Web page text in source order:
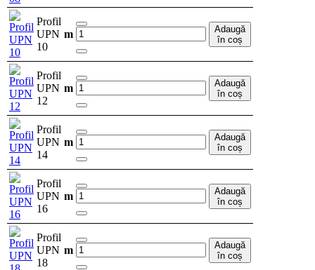
Profil
UPN
10
m
Adaugă
în coș
Profil
UPN
12
m
Adaugă
în coș
Profil
UPN
14
m
Adaugă
în coș
Profil
UPN
16
m
Adaugă
în coș
Profil
UPN
18
m
Adaugă
în coș